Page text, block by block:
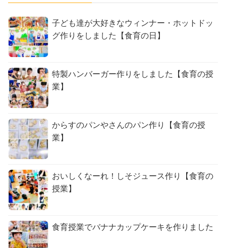
子ども達が大好きなウィンナー・ホットドッ
グ作りをしました【食育の日】
特製ハンバーガー作りをしました【食育の授
業】
からすのパンやさんのパン作り【食育の授
業】
おいしくなーれ！しそジュース作り【食育の
授業】
食育授業でバナナカップケーキを作りました